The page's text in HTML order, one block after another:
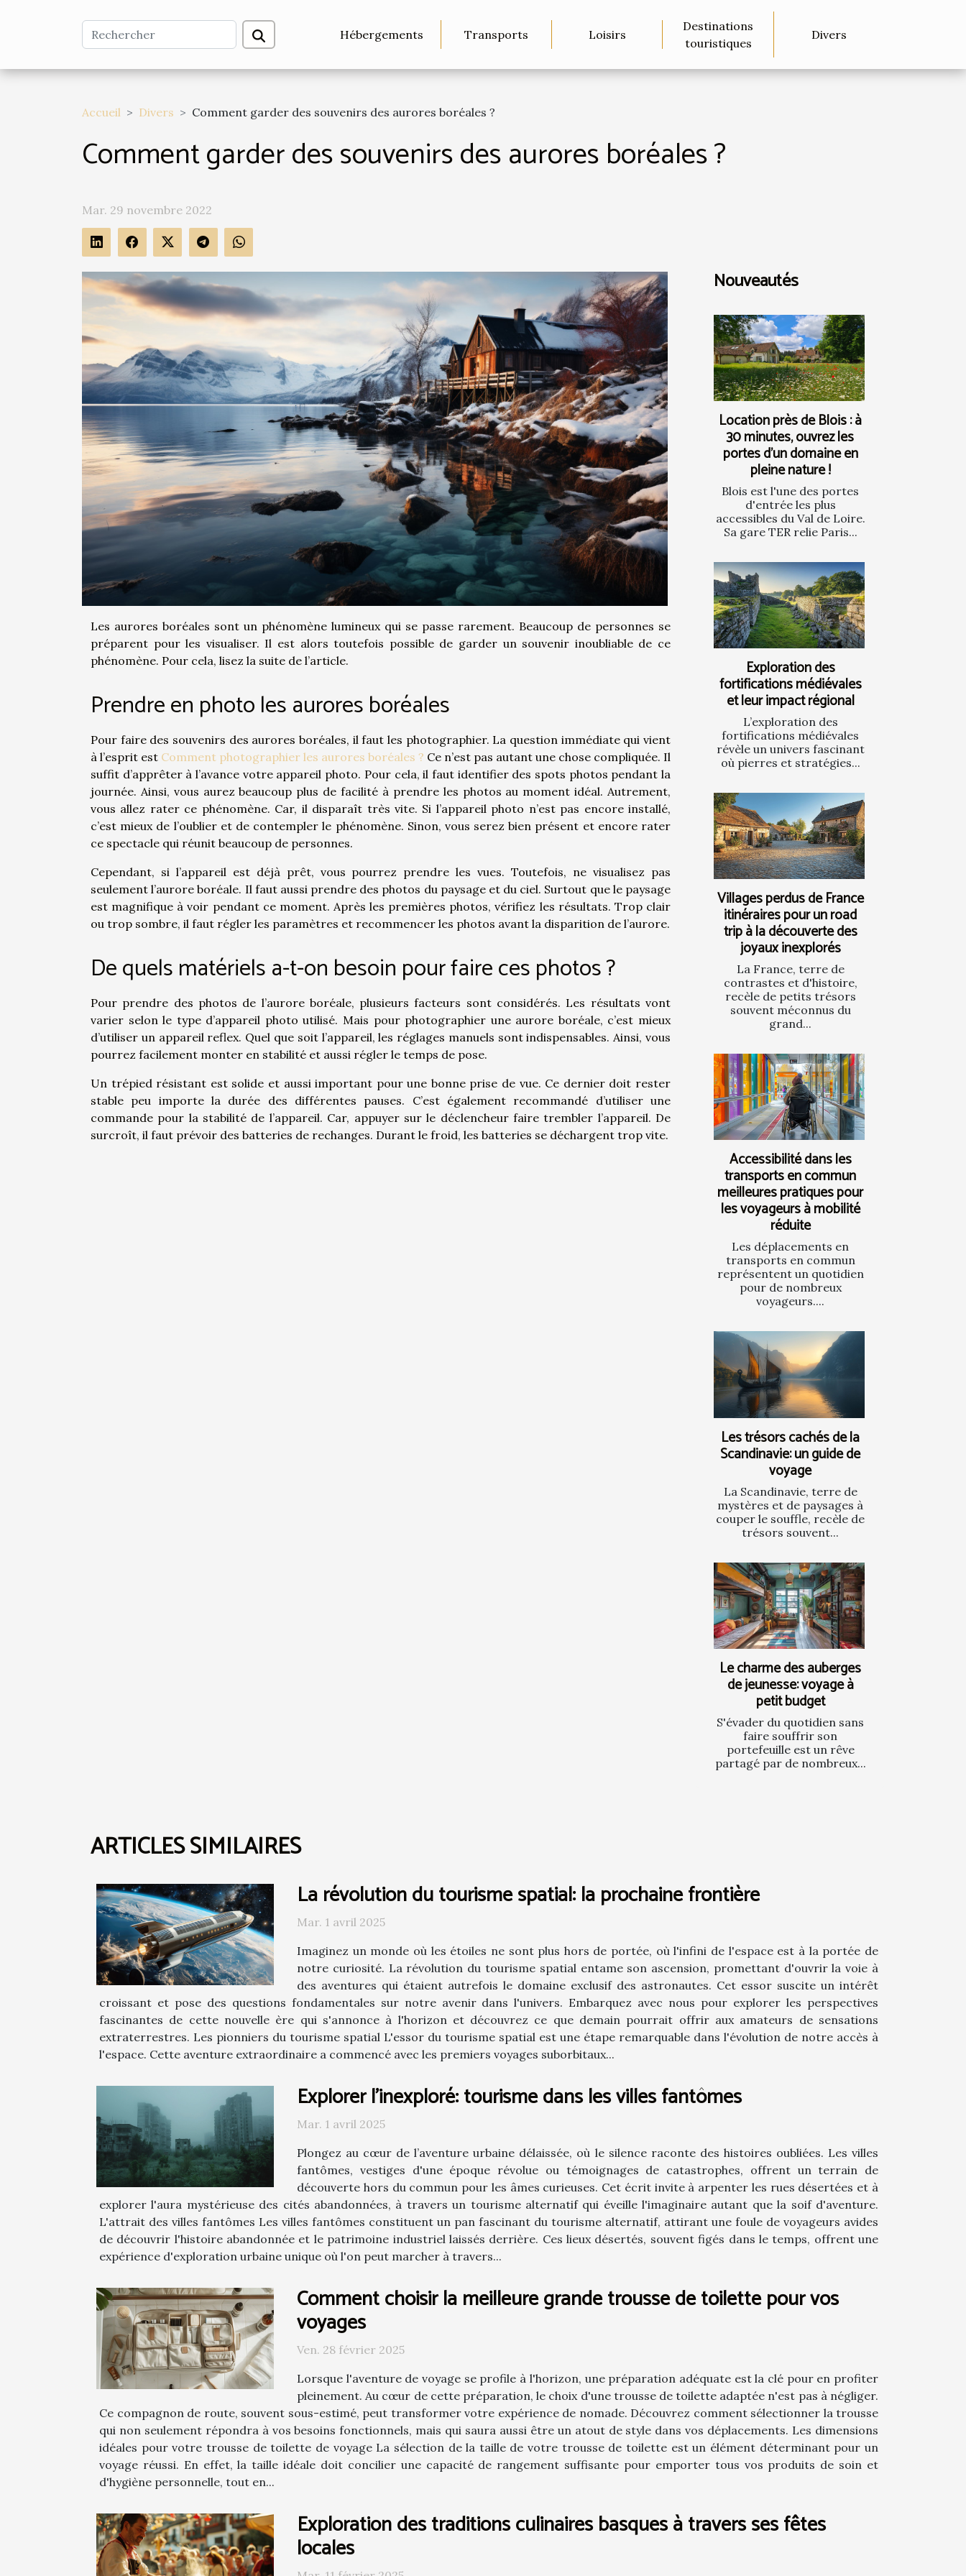
Hébergements Transports Loisirs
Destinations
touristiques
Divers
Accueil Divers Comment garder des souvenirs des aurores boréales ?
Comment garder des souvenirs des aurores boréales ?
Mar. 29 novembre 2022
Les aurores boréales sont un phénomène lumineux qui se passe rarement. Beaucoup de personnes se
préparent pour les visualiser. Il est alors toutefois possible de garder un souvenir inoubliable de ce
phénomène. Pour cela, lisez la suite de l’article.
Prendre en photo les aurores boréales
Pour faire des souvenirs des aurores boréales, il faut les photographier. La question immédiate qui vient
à l’esprit est Comment photographier les aurores boréales ? Ce n’est pas autant une chose compliquée. Il
suffit d’apprêter à l’avance votre appareil photo. Pour cela, il faut identifier des spots photos pendant la
journée. Ainsi, vous aurez beaucoup plus de facilité à prendre les photos au moment idéal. Autrement,
vous allez rater ce phénomène. Car, il disparaît très vite. Si l’appareil photo n’est pas encore installé,
c’est mieux de l’oublier et de contempler le phénomène. Sinon, vous serez bien présent et encore rater
ce spectacle qui réunit beaucoup de personnes.
Cependant, si l’appareil est déjà prêt, vous pourrez prendre les vues. Toutefois, ne visualisez pas
seulement l’aurore boréale. Il faut aussi prendre des photos du paysage et du ciel. Surtout que le paysage
est magnifique à voir pendant ce moment. Après les premières photos, vérifiez les résultats. Trop clair
ou trop sombre, il faut régler les paramètres et recommencer les photos avant la disparition de l’aurore.
De quels matériels a-t-on besoin pour faire ces photos ?
Pour prendre des photos de l’aurore boréale, plusieurs facteurs sont considérés. Les résultats vont
varier selon le type d’appareil photo utilisé. Mais pour photographier une aurore boréale, c’est mieux
d’utiliser un appareil reflex. Quel que soit l’appareil, les réglages manuels sont indispensables. Ainsi, vous
pourrez facilement monter en stabilité et aussi régler le temps de pose.
Un trépied résistant est solide et aussi important pour une bonne prise de vue. Ce dernier doit rester
stable peu importe la durée des différentes pauses. C’est également recommandé d’utiliser une
commande pour la stabilité de l’appareil. Car, appuyer sur le déclencheur faire trembler l’appareil. De
surcroît, il faut prévoir des batteries de rechanges. Durant le froid, les batteries se déchargent trop vite.
Nouveautés
Location près de Blois : à
30 minutes, ouvrez les
portes d’un domaine en
pleine nature !
Blois est l'une des portes
d'entrée les plus
accessibles du Val de Loire.
Sa gare TER relie Paris...
Exploration des
fortifications médiévales
et leur impact régional
L’exploration des
fortifications médiévales
révèle un univers fascinant
où pierres et stratégies...
Villages perdus de France
itinéraires pour un road
trip à la découverte des
joyaux inexplorés
La France, terre de
contrastes et d'histoire,
recèle de petits trésors
souvent méconnus du
grand...
Accessibilité dans les
transports en commun
meilleures pratiques pour
les voyageurs à mobilité
réduite
Les déplacements en
transports en commun
représentent un quotidien
pour de nombreux
voyageurs....
Les trésors cachés de la
Scandinavie: un guide de
voyage
La Scandinavie, terre de
mystères et de paysages à
couper le souffle, recèle de
trésors souvent...
Le charme des auberges
de jeunesse: voyage à
petit budget
S'évader du quotidien sans
faire souffrir son
portefeuille est un rêve
partagé par de nombreux...
ARTICLES SIMILAIRES
La révolution du tourisme spatial: la prochaine frontière
Mar. 1 avril 2025
Imaginez un monde où les étoiles ne sont plus hors de portée, où l'infini de l'espace est à la portée de
notre curiosité. La révolution du tourisme spatial entame son ascension, promettant d'ouvrir la voie à
des aventures qui étaient autrefois le domaine exclusif des astronautes. Cet essor suscite un intérêt
croissant et pose des questions fondamentales sur notre avenir dans l'univers. Embarquez avec nous pour explorer les perspectives
fascinantes de cette nouvelle ère qui s'annonce à l'horizon et découvrez ce que demain pourrait offrir aux amateurs de sensations
extraterrestres. Les pionniers du tourisme spatial L'essor du tourisme spatial est une étape remarquable dans l'évolution de notre accès à
l'espace. Cette aventure extraordinaire a commencé avec les premiers voyages suborbitaux...
Explorer l'inexploré: tourisme dans les villes fantômes
Mar. 1 avril 2025
Plongez au cœur de l’aventure urbaine délaissée, où le silence raconte des histoires oubliées. Les villes
fantômes, vestiges d'une époque révolue ou témoignages de catastrophes, offrent un terrain de
découverte hors du commun pour les âmes curieuses. Cet écrit invite à arpenter les rues désertées et à
explorer l'aura mystérieuse des cités abandonnées, à travers un tourisme alternatif qui éveille l'imaginaire autant que la soif d'aventure.
L'attrait des villes fantômes Les villes fantômes constituent un pan fascinant du tourisme alternatif, attirant une foule de voyageurs avides
de découvrir l'histoire abandonnée et le patrimoine industriel laissés derrière. Ces lieux désertés, souvent figés dans le temps, offrent une
expérience d'exploration urbaine unique où l'on peut marcher à travers...
Comment choisir la meilleure grande trousse de toilette pour vos
voyages
Ven. 28 février 2025
Lorsque l'aventure de voyage se profile à l'horizon, une préparation adéquate est la clé pour en profiter
pleinement. Au cœur de cette préparation, le choix d'une trousse de toilette adaptée n'est pas à négliger.
Ce compagnon de route, souvent sous-estimé, peut transformer votre expérience de nomade. Découvrez comment sélectionner la trousse
qui non seulement répondra à vos besoins fonctionnels, mais qui saura aussi être un atout de style dans vos déplacements. Les dimensions
idéales pour votre trousse de toilette de voyage La sélection de la taille de votre trousse de toilette est un élément déterminant pour un
voyage réussi. En effet, la taille idéale doit concilier une capacité de rangement suffisante pour emporter tous vos produits de soin et
d'hygiène personnelle, tout en...
Exploration des traditions culinaires basques à travers ses fêtes
locales